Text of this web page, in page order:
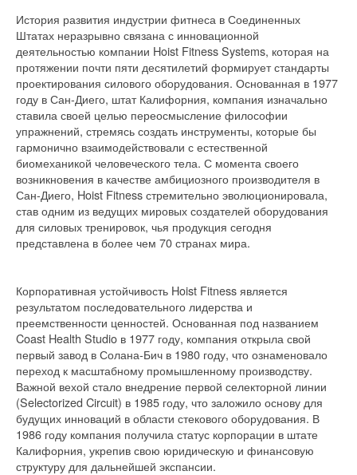
История развития индустрии фитнеса в Соединенных
Штатах неразрывно связана с инновационной
деятельностью компании Hoist Fitness Systems, которая на
протяжении почти пяти десятилетий формирует стандарты
проектирования силового оборудования. Основанная в 1977
году в Сан-Диего, штат Калифорния, компания изначально
ставила своей целью переосмысление философии
упражнений, стремясь создать инструменты, которые бы
гармонично взаимодействовали с естественной
биомеханикой человеческого тела. С момента своего
возникновения в качестве амбициозного производителя в
Сан-Диего, Hoist Fitness стремительно эволюционировала,
став одним из ведущих мировых создателей оборудования
для силовых тренировок, чья продукция сегодня
представлена в более чем 70 странах мира.
Корпоративная устойчивость Hoist Fitness является
результатом последовательного лидерства и
преемственности ценностей. Основанная под названием
Coast Health Studio в 1977 году, компания открыла свой
первый завод в Солана-Бич в 1980 году, что ознаменовало
переход к масштабному промышленному производству.
Важной вехой стало внедрение первой селекторной линии
(Selectorized Circuit) в 1985 году, что заложило основу для
будущих инноваций в области стекового оборудования. В
1986 году компания получила статус корпорации в штате
Калифорния, укрепив свою юридическую и финансовую
структуру для дальнейшей экспансии.